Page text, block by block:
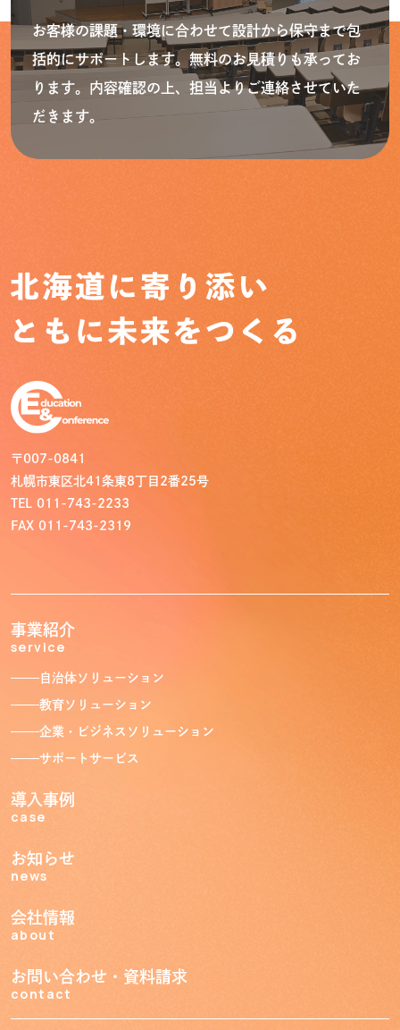
トップ
事業紹介
Service
自治体ソリューション
企業・ビジネスソリューション
導入事例
Case
お知らせ
News
会社情報
About
お客様の課題・環境に合わせて設計から保守まで包
括的にサポートします。無料のお見積りも承ってお
ります。内容確認の上、担当よりご連絡させていた
だきます。
〒007-0841
札幌市東区北41条東8丁目2番25号
TEL 011-743-2233
FAX 011-743-2319
事業紹介
service
自治体ソリューション
教育ソリューション
企業・ビジネスソリューション
サポートサービス
導入事例
case
お知らせ
news
会社情報
about
お問い合わせ・資料請求
contact